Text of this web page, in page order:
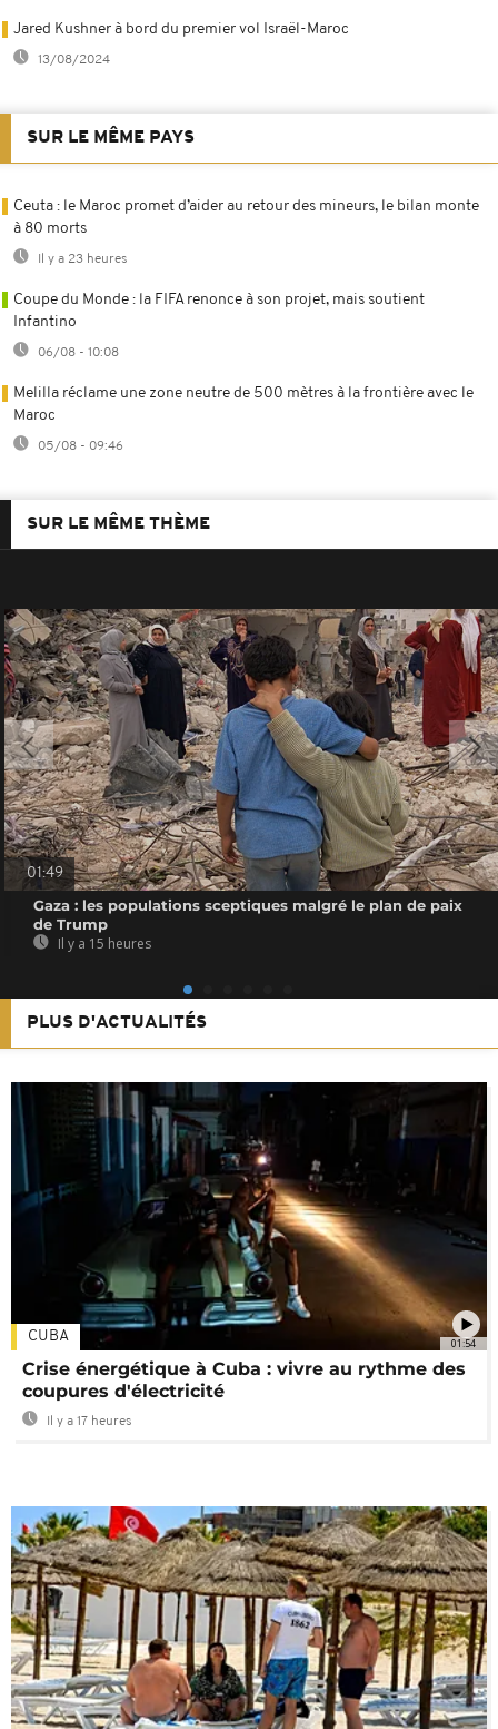
Jared Kushner à bord du premier vol Israël-Maroc
13/08/2024
SUR LE MÊME PAYS
Ceuta : le Maroc promet d’aider au retour des mineurs, le bilan monte
à 80 morts
Il y a 23 heures
Coupe du Monde : la FIFA renonce à son projet, mais soutient
Infantino
06/08 - 10:08
Melilla réclame une zone neutre de 500 mètres à la frontière avec le
Maroc
05/08 - 09:46
SUR LE MÊME THÈME
01:49
Gaza : les populations sceptiques malgré le plan de paix
de Trump
Il y a 15 heures
PLUS D'ACTUALITÉS
01:54
CUBA
Crise énergétique à Cuba : vivre au rythme des
coupures d'électricité
Il y a 17 heures